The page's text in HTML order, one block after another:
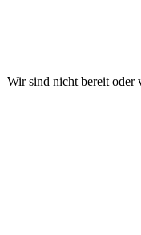
Wir sind nicht bereit oder